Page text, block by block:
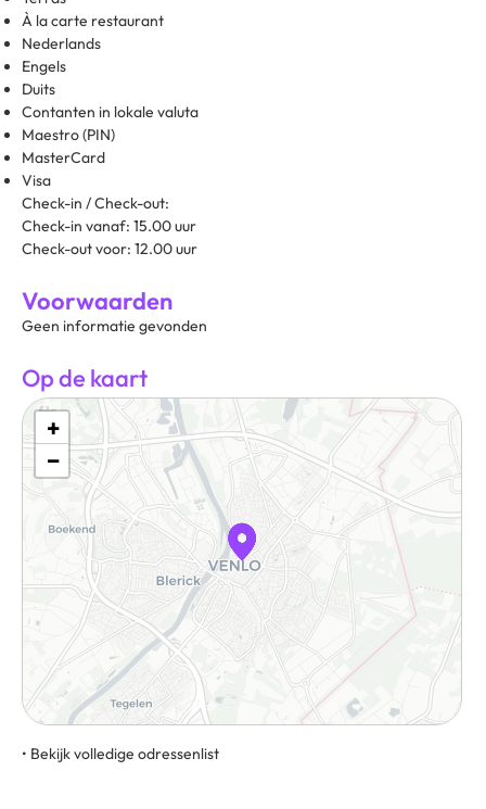
À la carte restaurant
Nederlands
Engels
Duits
Contanten in lokale valuta
Maestro (PIN)
MasterCard
Visa
Check-in / Check-out:
Check-in vanaf: 15.00 uur
Check-out voor: 12.00 uur
Voorwaarden
Geen informatie gevonden
Op de kaart
+
−
• Bekijk volledige odressenlist